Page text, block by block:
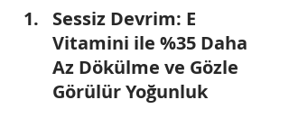
Sessiz Devrim: E
Vitamini ile %35 Daha
Az Dökülme ve Gözle
Görülür Yoğunluk